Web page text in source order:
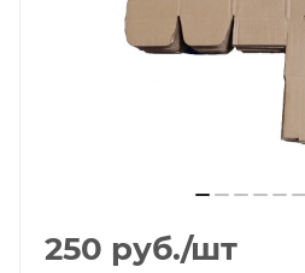
250 руб./шт